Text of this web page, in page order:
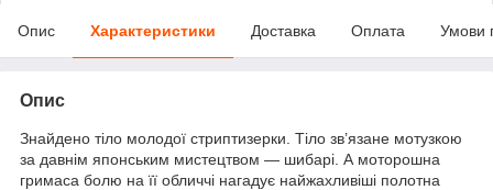
Опис Характеристики Доставка Оплата Умови
Опис
Знайдено тіло молодої стриптизерки. Тіло зв’язане мотузкою
за давнім японським мистецтвом — шибарі. А моторошна
гримаса болю на її обличчі нагадує найжахливіші полотна